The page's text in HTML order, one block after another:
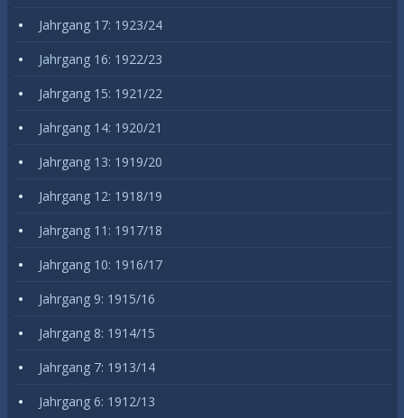
Jahrgang 17: 1923/24
Jahrgang 16: 1922/23
Jahrgang 15: 1921/22
Jahrgang 14: 1920/21
Jahrgang 13: 1919/20
Jahrgang 12: 1918/19
Jahrgang 11: 1917/18
Jahrgang 10: 1916/17
Jahrgang 9: 1915/16
Jahrgang 8: 1914/15
Jahrgang 7: 1913/14
Jahrgang 6: 1912/13